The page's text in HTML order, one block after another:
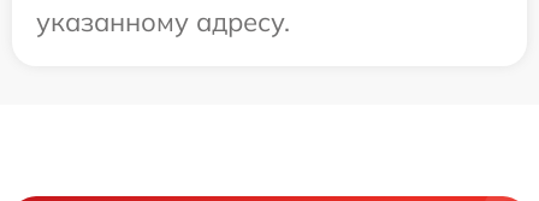
указанному адресу.